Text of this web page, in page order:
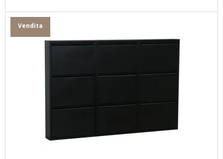
Vendita